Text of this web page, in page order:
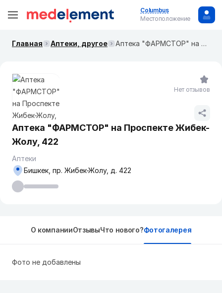
Columbus
Местоположение
Главная Аптеки, другое Аптека "ФАРМСТОР" на ​Проспекте Жибек-Жолу, 422
Аптека "ФАРМСТОР" на ​Проспекте Жибек-
Жолу, 422
Аптеки
Бишкек, пр. Жибек-Жолу, д. 422
Нет отзывов
О компанииОтзывыЧто нового?Фотогалерея
Фото не добавлены